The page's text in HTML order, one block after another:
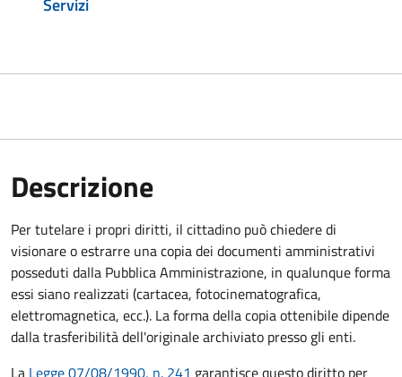
Descrizione
Per tutelare i propri diritti, il cittadino può chiedere di
visionare o estrarre una copia dei documenti amministrativi
posseduti dalla Pubblica Amministrazione, in qualunque forma
essi siano realizzati (cartacea, fotocinematografica,
elettromagnetica, ecc.). La forma della copia ottenibile dipende
dalla trasferibilità dell'originale archiviato presso gli enti.
La Legge 07/08/1990, n. 241 garantisce questo diritto per